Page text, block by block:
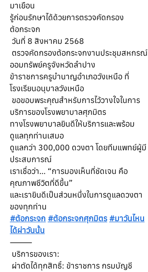
มาเยือน
รู้ก่อนรักษาได้ด้วยการตรวจคัดกรอง
ต้อกระจก
วันที่ 8 สิงหาคม 2568
ตรวจคัดกรองต้อกระจกงานประชุมสหกรณ์
ออมทรัพย์ครูจังหวัดลำปาง
ข้าราชการครูบำนาญอำเภอวังเหนือ ที่
โรงเรียนอนุบาลวังเหนือ
ขอขอบพระคุณสำหรับการไว้วางใจในการ
บริการของโรงพยาบาลศุภมิตร
ทางโรงพยาบาลยินดีให้บริการและพร้อม
ดูแลทุกท่านเสมอ
ดูแลกว่า 300,000 ดวงตา โดยทีมแพทย์ผู้มี
ประสบการณ์
เราเชื่อว่า… “การมองเห็นที่ชัดเจน คือ
คุณภาพชีวิตที่ดีขึ้น”
และเรายินดีเป็นส่วนหนึ่งในการดูแลดวงตา
ของทุกท่าน
#ต้อกระจก #ต้อกระจกศุภมิตร #มาวันไหน
ได้ผ่าวันนั้น
⸻
บริการของเรา:
ผ่าตัดได้ทุกสิทธิ์: ข้าราชการ กรมบัญชี